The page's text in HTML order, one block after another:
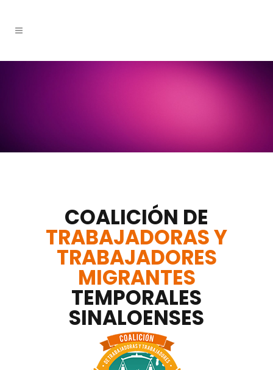
COALICIÓN DE
TRABAJADORAS Y
TRABAJADORES
MIGRANTES
TEMPORALES
SINALOENSES